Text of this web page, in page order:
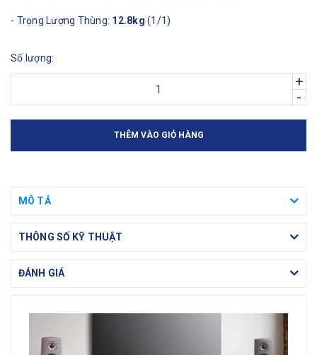
- Trọng Lượng Thùng: 12.8kg (1/1)
Số lượng:
+
-
THÊM VÀO GIỎ HÀNG
MÔ TẢ
THÔNG SỐ KỸ THUẬT
ĐÁNH GIÁ